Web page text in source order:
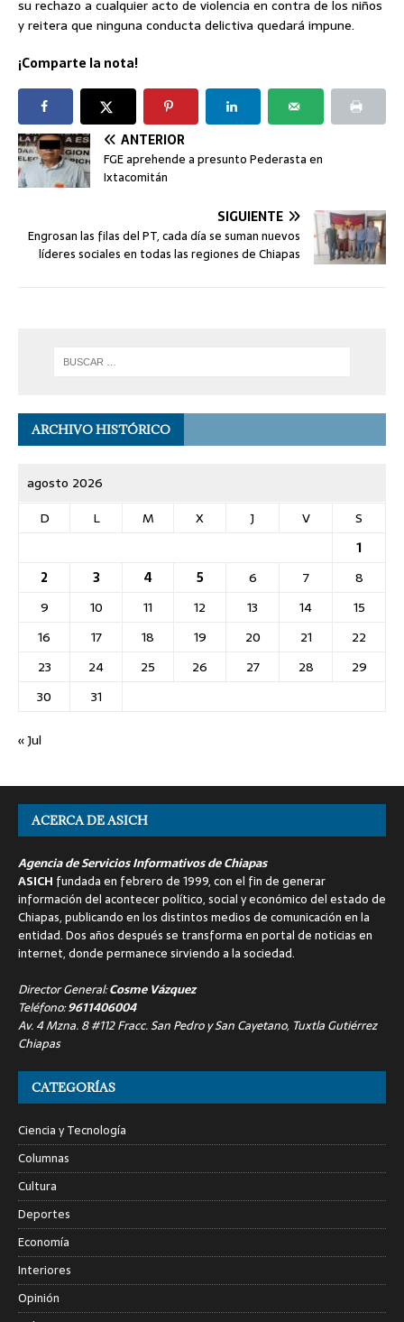
su rechazo a cualquier acto de violencia en contra de los niños
y reitera que ninguna conducta delictiva quedará impune.
¡Comparte la nota!
ANTERIOR
FGE aprehende a presunto Pederasta en
Ixtacomitán
SIGUIENTE
Engrosan las filas del PT, cada día se suman nuevos
líderes sociales en todas las regiones de Chiapas
ARCHIVO HISTÓRICO
agosto 2026
D
L M X J V
S
1
2
3 4 5 6 7
8
9
10 11 12 13 14
15
16
17 18 19 20 21
22
23
24 25 26 27 28
29
30
31
« Jul
ACERCA DE ASICH
Agencia de Servicios Informativos de Chiapas
ASICH fundada en febrero de 1999, con el fin de generar
información del acontecer político, social y económico del estado de
Chiapas, publicando en los distintos medios de comunicación en la
entidad. Dos años después se transforma en portal de noticias en
internet, donde permanece sirviendo a la sociedad.
Director General:Cosme Vázquez
Teléfono:9611406004
Av. 4 Mzna. 8 #112 Fracc. San Pedro y San Cayetano, Tuxtla Gutiérrez
Chiapas
CATEGORÍAS
Ciencia y Tecnología
Columnas
Cultura
Deportes
Economía
Interiores
Opinión